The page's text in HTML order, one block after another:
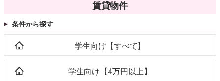
賃貸物件
条件から探す
学生向け【すべて】
学生向け【4万円以上】